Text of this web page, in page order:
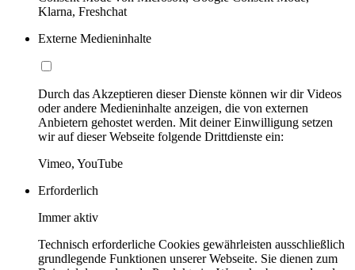
Klarna, Freshchat
Externe Medieninhalte
Durch das Akzeptieren dieser Dienste können wir dir Videos
oder andere Medieninhalte anzeigen, die von externen
Anbietern gehostet werden. Mit deiner Einwilligung setzen
wir auf dieser Webseite folgende Drittdienste ein:
Vimeo, YouTube
Erforderlich
Immer aktiv
Technisch erforderliche Cookies gewährleisten ausschließlich
grundlegende Funktionen unserer Webseite. Sie dienen zum